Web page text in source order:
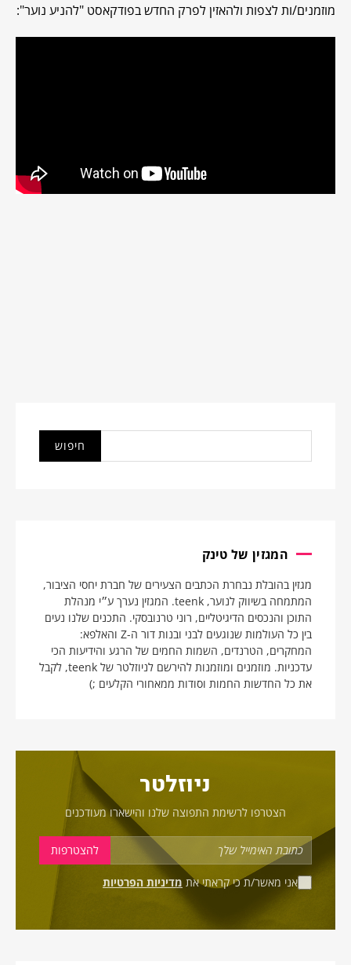
מוזמנים/ות לצפות ולהאזין לפרק החדש בפודקאסט "להניע נוער":
המגזין של טינק
מגזין בהובלת נבחרת הכתבים הצעירים של חברת יחסי הציבור,
המתמחה בשיווק לנוער, teenk. המגזין נערך ע״י מנהלת
התוכן והנכסים הדיגיטליים, רוני טרנובסקי. התכנים שלנו נעים
בין כל העולמות שנוגעים לבני ובנות דור ה-Z והאלפא:
המחקרים, הטרנדים, השמות החמים של הרגע והידיעות הכי
עדכניות. מוזמנים ומוזמנות להירשם לניוזלטר של teenk, לקבל
את כל החדשות החמות וסודות ממאחורי הקלעים ;)
ניוזלטר
הצטרפו לרשימת התפוצה שלנו והישארו מעודכנים
אני מאשר/ת כי קראתי את מדיניות הפרטיות